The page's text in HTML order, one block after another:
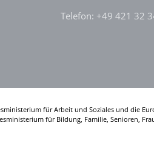
Telefon: +49 421 32
für Arbeit und Soziales und die
für Bildung, Familie, Senioren,